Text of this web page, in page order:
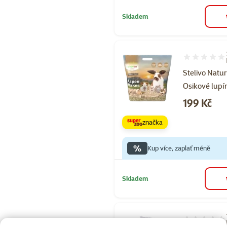
Skladem
Stelivo
Osikové
Hodnocení
Cena
199 Kč
značka
% Kup více, zaplať méně
Skladem
Hodnocení